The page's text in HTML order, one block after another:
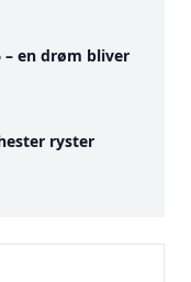
– en drøm bliver
ryster